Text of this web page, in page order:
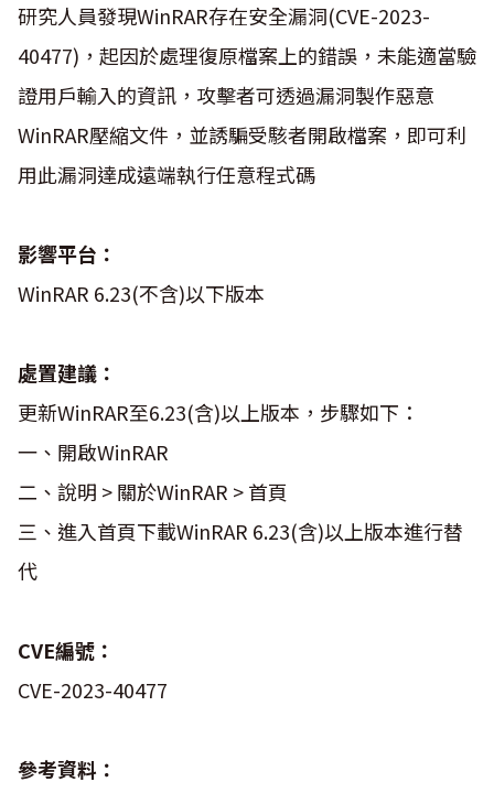
研究人員發現WinRAR存在安全漏洞(CVE-2023-
40477)，起因於處理復原檔案上的錯誤，未能適當驗
證用戶輸入的資訊，攻擊者可透過漏洞製作惡意
WinRAR壓縮文件，並誘騙受駭者開啟檔案，即可利
用此漏洞達成遠端執行任意程式碼
影響平台：
WinRAR 6.23(不含)以下版本
處置建議：
更新WinRAR至6.23(含)以上版本，步驟如下：
一、開啟WinRAR
二、說明 > 關於WinRAR > 首頁
三、進入首頁下載WinRAR 6.23(含)以上版本進行替
代
CVE編號：
CVE-2023-40477
參考資料：